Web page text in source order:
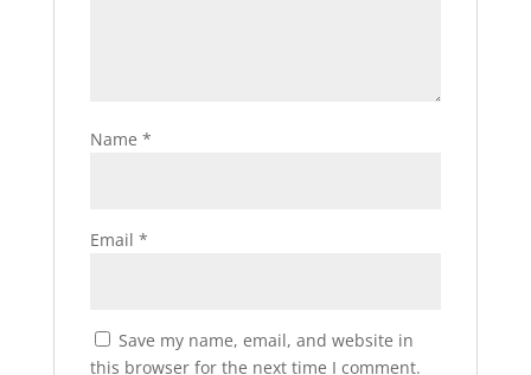
Name *
Email *
Save my name, email, and website in
this browser for the next time I comment.